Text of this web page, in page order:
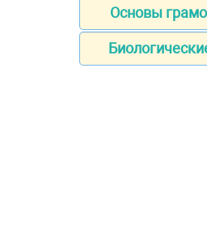
Основы